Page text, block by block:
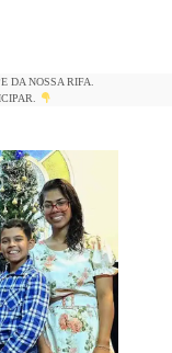
DA NOSSA RIFA.